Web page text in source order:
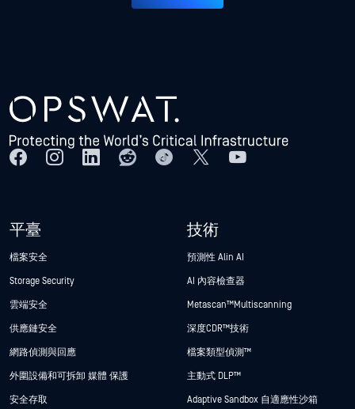
平臺
檔案安全
Storage Security
雲端安全
供應鏈安全
網路偵測與回應
外圍設備和可拆卸 媒體 保護
安全存取
技術
預測性 Alin AI
AI 內容檢查器
Metascan™ Multiscanning
深度CDR™技術
檔案類型偵測™
主動式 DLP™
Adaptive Sandbox 自適應性沙箱